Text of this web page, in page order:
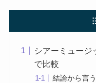
シアーミュージ
で比較
結論から言